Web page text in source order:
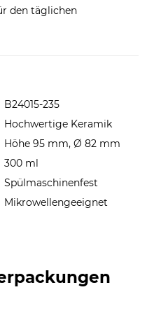
den täglichen
B24015-235
Hochwertige Keramik
Höhe 95 mm, Ø 82 mm
300 ml
Spülmaschinenfest
Mikrowellengeeignet